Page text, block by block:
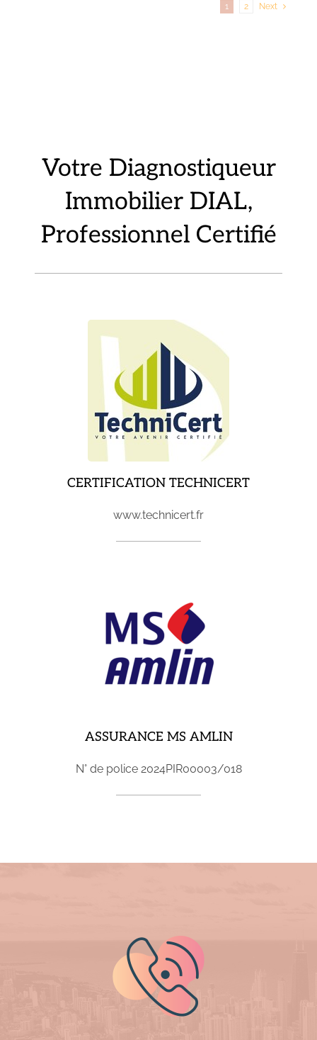
1 2 Next
Votre Diagnostiqueur
Immobilier DIAL,
Professionnel Certifié
CERTIFICATION TECHNICERT
www.technicert.fr
ASSURANCE MS AMLIN
N° de police 2024PIR00003/018